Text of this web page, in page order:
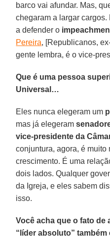
barco vai afundar. Mas,
chegaram a largar
a defender o
Pereira, [Republicanos,
gente lembra, é o vice-
Que é uma pessoa
Universal…
Eles nunca elegeram um
mas já elegeram
vice-presidente da
conjuntura, agora, é muito
crescimento. É uma
dois lados. Qualquer
da Igreja, e eles sabem
isso.
Você acha que o fato de
“líder absoluto”